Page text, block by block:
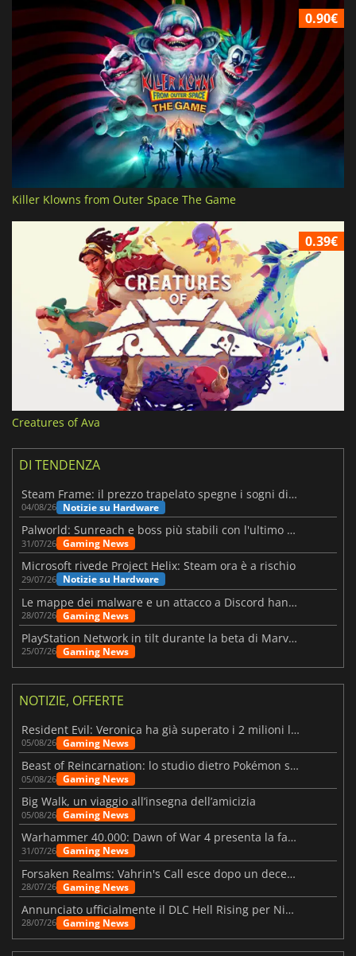
0.90€
Killer Klowns from Outer Space The Game
0.39€
Creatures of Ava
DI TENDENZA
Steam Frame: il prezzo trapelato spegne i sogni di un VR economico
04/08/26 Notizie su Hardware
Palworld: Sunreach e boss più stabili con l'ultimo update
31/07/26 Gaming News
Microsoft rivede Project Helix: Steam ora è a rischio
29/07/26 Notizie su Hardware
Le mappe dei malware e un attacco a Discord hanno colpito Meccha Chameleon
28/07/26 Gaming News
PlayStation Network in tilt durante la beta di Marvel Tōkon
25/07/26 Gaming News
NOTIZIE, OFFERTE
Resident Evil: Veronica ha già superato i 2 milioni liste dei desideri
05/08/26 Gaming News
Beast of Reincarnation: lo studio dietro Pokémon su una nuova strada
05/08/26 Gaming News
Big Walk, un viaggio all’insegna dell’amicizia
05/08/26 Gaming News
Warhammer 40.000: Dawn of War 4 presenta la fazione dei Necron
31/07/26 Gaming News
Forsaken Realms: Vahrin's Call esce dopo un decennio di sviluppo
28/07/26 Gaming News
Annunciato ufficialmente il DLC Hell Rising per Nioh 3
28/07/26 Gaming News